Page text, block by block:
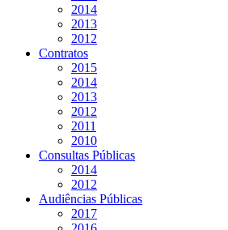
2014
2013
2012
Contratos
2015
2014
2013
2012
2011
2010
Consultas Públicas
2014
2012
Audiências Públicas
2017